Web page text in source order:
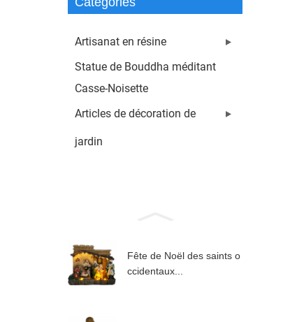
Artisanat en résine
Statue de Bouddha méditant
Casse-Noisette
Articles de décoration de
jardin
Fête de Noël des saints o
ccidentaux...